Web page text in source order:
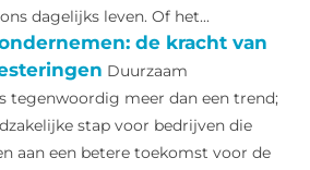
dagelijks leven. Of het...
de kracht van
Duurzaam
tegenwoordig meer dan een trend;
stap voor bedrijven die
aan een betere toekomst voor de